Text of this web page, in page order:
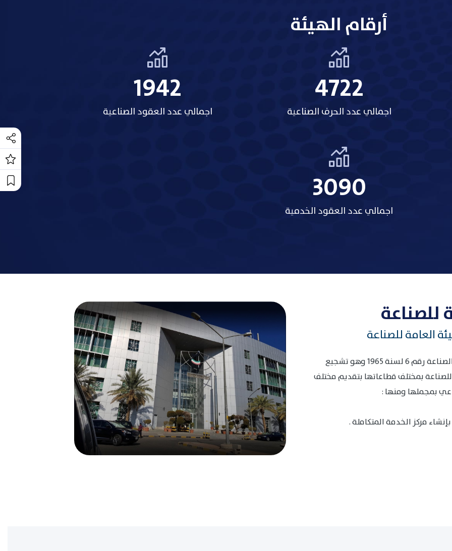
أرقام الهيئة
5209
اجمالي عدد الحرف الصناعية
2158
اجمالي عدد العقود الصناعية
3485
اجمالي عدد العقود الخدمية
للصناعة
العامة للصناعة
انطلاقا من الهدف المنصوص عليه في قانون الصناعة رقم 6 لسنة 1965 وهو تشجيع
بمختلف قطاعاتها بتقديم مختلف
بمجملها ومنها :
مركز الخدمة المتكاملة .